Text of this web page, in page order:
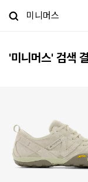
'미니머스' 검색